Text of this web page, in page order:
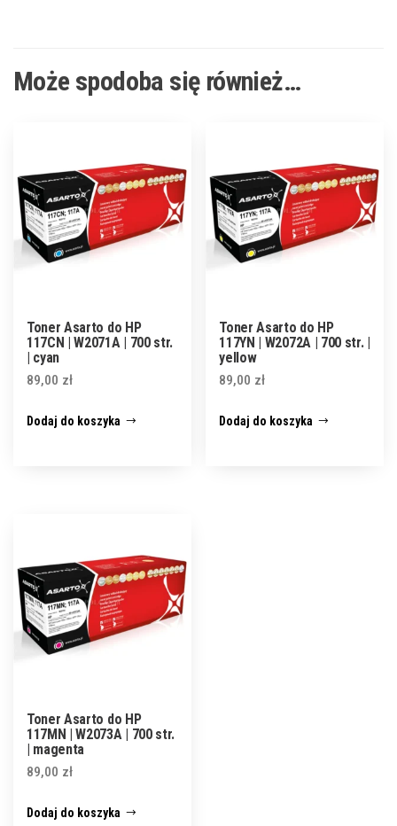
Może spodoba się również…
Toner Asarto do HP
117CN | W2071A | 700 str.
| cyan
89,00 zł
Dodaj do koszyka
Toner Asarto do HP
117YN | W2072A | 700 str. |
yellow
89,00 zł
Dodaj do koszyka
Toner Asarto do HP
117MN | W2073A | 700 str.
| magenta
89,00 zł
Dodaj do koszyka